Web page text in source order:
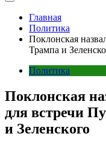
Главная
Политика
Поклонская
Трампа и
Политика
Поклонская
для встречи
и Зеленского